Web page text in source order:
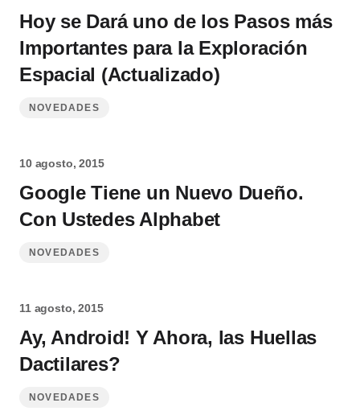
Hoy se Dará uno de los Pasos más
Importantes para la Exploración
Espacial (Actualizado)
NOVEDADES
10 agosto, 2015
Google Tiene un Nuevo Dueño.
Con Ustedes Alphabet
NOVEDADES
11 agosto, 2015
Ay, Android! Y Ahora, las Huellas
Dactilares?
NOVEDADES